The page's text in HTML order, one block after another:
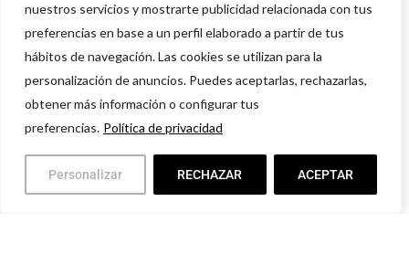
nuestros servicios y mostrarte publicidad relacionada con tus
preferencias en base a un perfil elaborado a partir de tus
hábitos de navegación. Las cookies se utilizan para la
personalización de anuncios. Puedes aceptarlas, rechazarlas,
obtener más información o configurar tus
preferencias. Política de privacidad
Personalizar RECHAZAR ACEPTAR